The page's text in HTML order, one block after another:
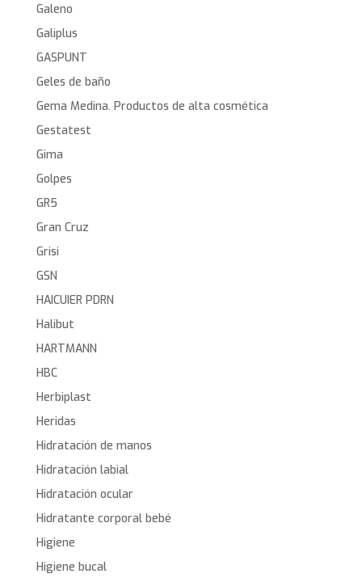
Galeno
Galiplus
GASPUNT
Geles de baño
Gema Medina. Productos de alta cosmética
Gestatest
Gima
Golpes
GR5
Gran Cruz
Grisi
GSN
HAICUIER PDRN
Halibut
HARTMANN
HBC
Herbiplast
Heridas
Hidratación de manos
Hidratación labial
Hidratación ocular
Hidratante corporal bebé
Higiene
Higiene bucal